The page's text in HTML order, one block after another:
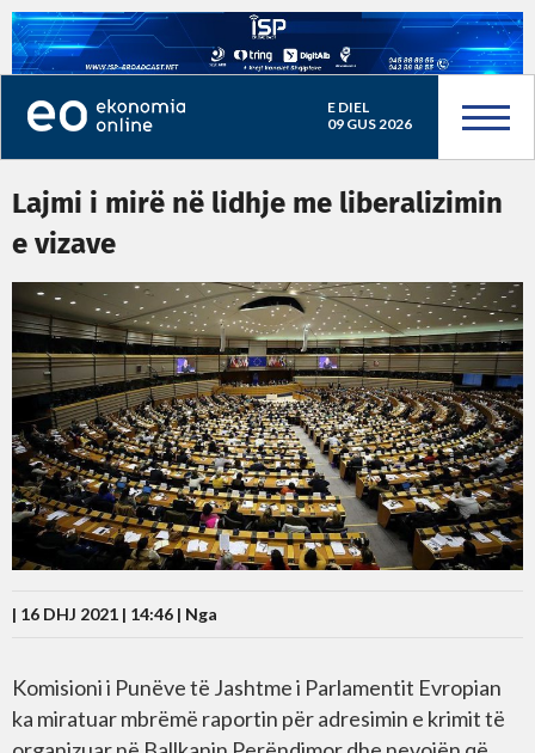
E DIEL
09 GUS 2026
Lajmi i mirë në lidhje me liberalizimin
e vizave
| 16 DHJ 2021 | 14:46 | Nga
Komisioni i Punëve të Jashtme i Parlamentit Evropian
ka miratuar mbrëmë raportin për adresimin e krimit të